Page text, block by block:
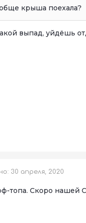
крыша поехала?
выпад, уйдёшь
30 апреля, 2020
топа. Скоро нашей